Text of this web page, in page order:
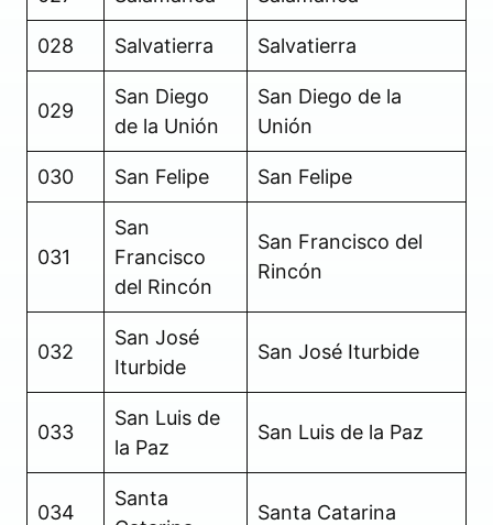
028 Salvatierra Salvatierra
029
San Diego
de la Unión
San Diego de la
Unión
030 San Felipe San Felipe
031
San
Francisco
del Rincón
San Francisco del
Rincón
032
San José
Iturbide
San José Iturbide
033
San Luis de
la Paz
San Luis de la Paz
034
Santa
Santa Catarina